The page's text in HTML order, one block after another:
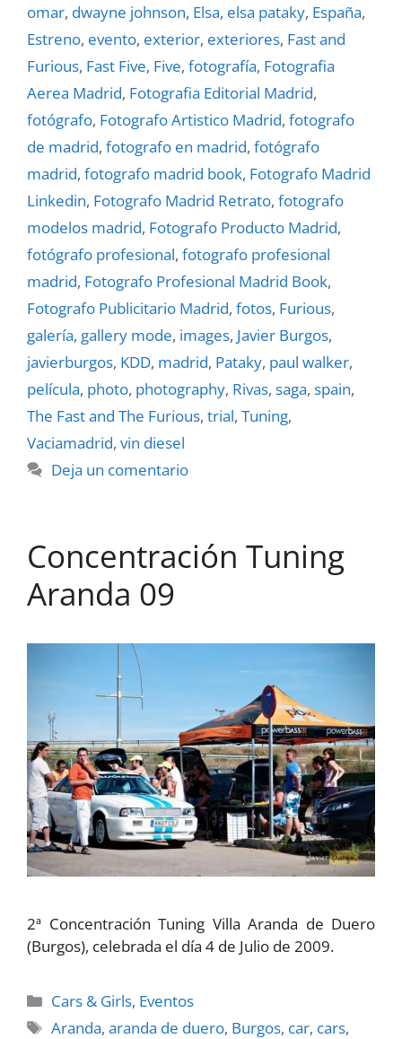
omar, dwayne johnson, Elsa, elsa pataky, España,
Estreno, evento, exterior, exteriores, Fast and
Furious, Fast Five, Five, fotografí­a, Fotografia
Aerea Madrid, Fotografia Editorial Madrid,
fotógrafo, Fotografo Artistico Madrid, fotografo
de madrid, fotografo en madrid, fotógrafo
madrid, fotografo madrid book, Fotografo Madrid
Linkedin, Fotografo Madrid Retrato, fotografo
modelos madrid, Fotografo Producto Madrid,
fotógrafo profesional, fotografo profesional
madrid, Fotografo Profesional Madrid Book,
Fotografo Publicitario Madrid, fotos, Furious,
galerí­a, gallery mode, images, Javier Burgos,
javierburgos, KDD, madrid, Pataky, paul walker,
película, photo, photography, Rivas, saga, spain,
The Fast and The Furious, trial, Tuning,
Vaciamadrid, vin diesel
Deja un comentario
Concentración Tuning
Aranda 09
2ª Concentración Tuning Villa Aranda de Duero
(Burgos), celebrada el dí­a 4 de Julio de 2009.
Categorías
Cars & Girls, Eventos
Etiquetas
Aranda,aranda de duero, Burgos, car, cars,